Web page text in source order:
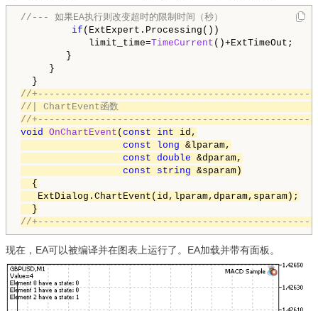
//--- 如果EA执行则改变超时的限制时间（秒）
if (ExtExpert.Processing())
limit_time=TimeCurrent ()+ExtTimeOut;
}
}
//
//| ChartEvent函数
//
void
OnChartEvent ( const int id,
const
long &lparam,
const double &dparam,
const
string &sparam)
{
ExtDialog.ChartEvent(id,lparam,dparam,sparam);
//
现在，EA可以被编译并在图表上运行了。EA加载并带有面板。